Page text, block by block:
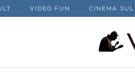
VIDEO FUN CINEMA SUL